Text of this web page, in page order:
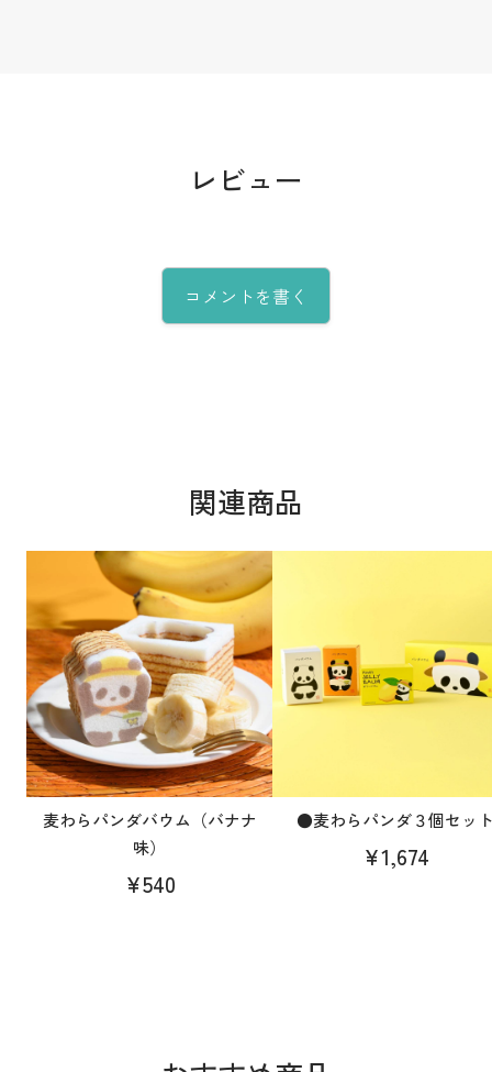
レビュー
コメントを書く
関連商品
麦わらパンダバウム（バナナ
味）
¥540
●麦わらパンダ３個セッ
¥1,674